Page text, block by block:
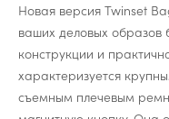
Новая версия Twinset
ваших деловых образов
конструкции и
характеризуется
съемным плечевым